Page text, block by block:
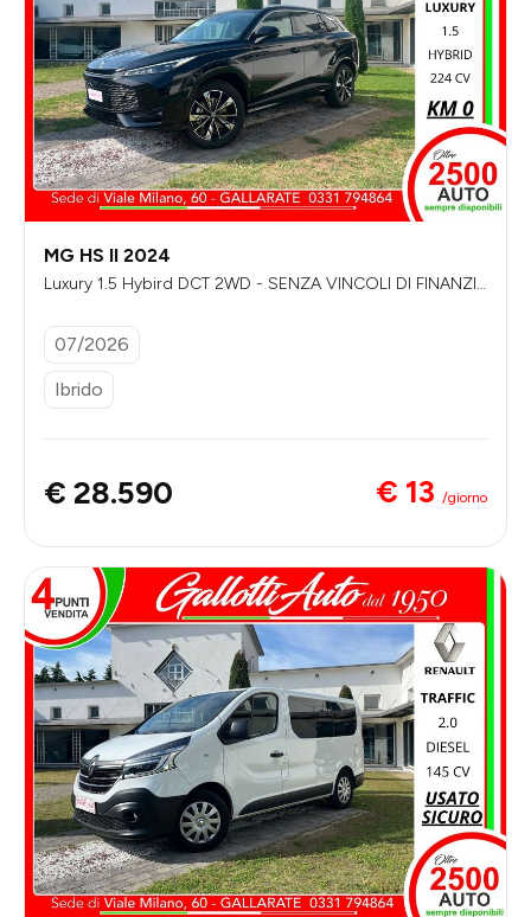
MG HS II 2024
Luxury 1.5 Hybird DCT 2WD - SENZA VINCOLI DI FINANZIA
07/2026
Ibrido
€ 28.590 € 13 /giorno